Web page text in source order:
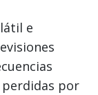
e
perdidas por